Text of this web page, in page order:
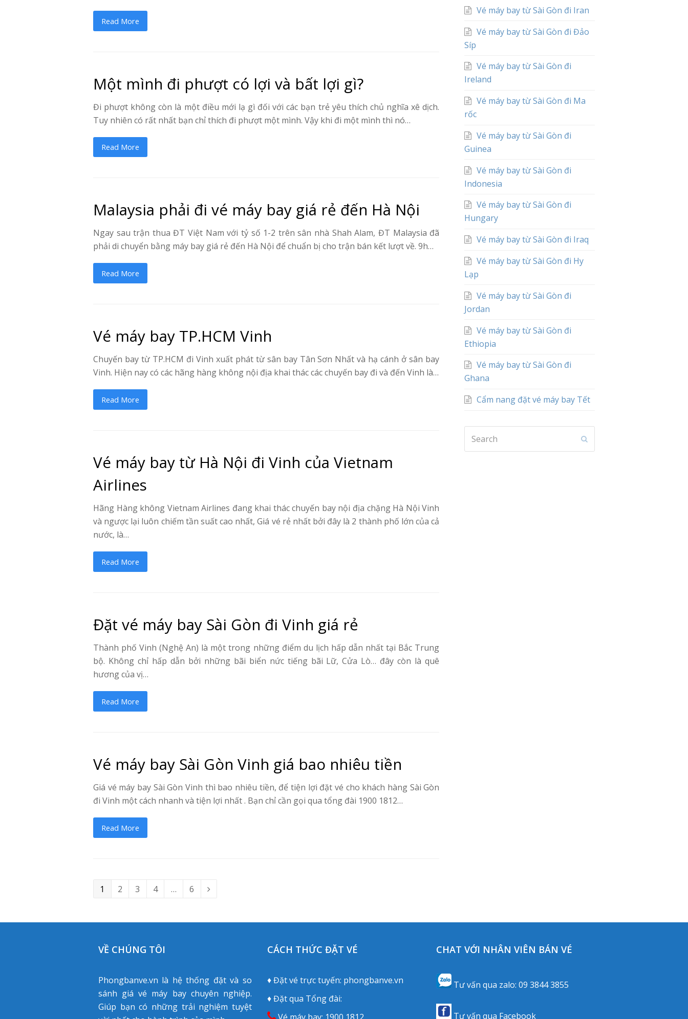
Read More
Một mình đi phượt có lợi và bất lợi gì?
Đi phượt không còn là một điều mới lạ gì đối với các bạn trẻ yêu thích chủ nghĩa xê dịch.
Tuy nhiên có rất nhất bạn chỉ thích đi phượt một mình. Vậy khi đi một mình thì nó…
Read More
Malaysia phải đi vé máy bay giá rẻ đến Hà Nội
Ngay sau trận thua ĐT Việt Nam với tỷ số 1-2 trên sân nhà Shah Alam, ĐT Malaysia đã
phải di chuyển bằng máy bay giá rẻ đến Hà Nội để chuẩn bị cho trận bán kết lượt về. 9h…
Read More
Vé máy bay TP.HCM Vinh
Chuyến bay từ TP.HCM đi Vinh xuất phát từ sân bay Tân Sơn Nhất và hạ cánh ở sân bay
Vinh. Hiện nay có các hãng hàng không nội địa khai thác các chuyến bay đi và đến Vinh là…
Read More
Vé máy bay từ Hà Nội đi Vinh của Vietnam
Airlines
Hãng Hàng không Vietnam Airlines đang khai thác chuyến bay nội địa chặng Hà Nội Vinh
và ngược lại luôn chiếm tần suất cao nhất, Giá vé rẻ nhất bởi đây là 2 thành phố lớn của cả
nước, là…
Read More
Đặt vé máy bay Sài Gòn đi Vinh giá rẻ
Thành phố Vinh (Nghệ An) là một trong những điểm du lịch hấp dẫn nhất tại Bắc Trung
bộ. Không chỉ hấp dẫn bởi những bãi biển nức tiếng bãi Lữ, Cửa Lò… đây còn là quê
hương của vị…
Read More
Vé máy bay Sài Gòn Vinh giá bao nhiêu tiền
Giá vé máy bay Sài Gòn Vinh thì bao nhiêu tiền, để tiện lợi đặt vé cho khách hàng Sài Gòn
đi Vinh một cách nhanh và tiện lợi nhất . Bạn chỉ cần gọi qua tổng đài 1900 1812…
Read More
Page
1 Page
2 Page
3 Page
4 … Page
6 Next
Vé máy bay từ Sài Gòn đi Iran
Vé máy bay từ Sài Gòn đi Đảo
Síp
Vé máy bay từ Sài Gòn đi
Ireland
Vé máy bay từ Sài Gòn đi Ma
rốc
Vé máy bay từ Sài Gòn đi
Guinea
Vé máy bay từ Sài Gòn đi
Indonesia
Vé máy bay từ Sài Gòn đi
Hungary
Vé máy bay từ Sài Gòn đi Iraq
Vé máy bay từ Sài Gòn đi Hy
Lạp
Vé máy bay từ Sài Gòn đi
Jordan
Vé máy bay từ Sài Gòn đi
Ethiopia
Vé máy bay từ Sài Gòn đi
Ghana
Cẩm nang đặt vé máy bay Tết
VỀ CHÚNG TÔI
Phongbanve.vn là hệ thống đặt và so
sánh giá vé máy bay chuyên nghiệp.
Giúp bạn có những trải nghiệm tuyệt
CÁCH THỨC ĐẶT VÉ
♦ Đặt vé trực tuyến: phongbanve.vn
♦ Đặt qua Tổng đài:
CHAT VỚI NHÂN VIÊN BÁN VÉ
Tư vấn qua zalo: 09 3844 3855
Tư vấn qua Facebook